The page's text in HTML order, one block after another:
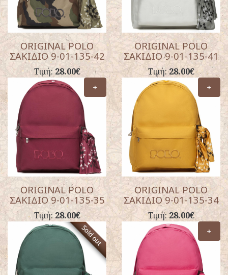
ORIGINAL POLO
ΣΑΚΙΔΙΟ 9-01-135-42
Τιμή:28.00€
ORIGINAL POLO
ΣΑΚΙΔΙΟ 9-01-135-41
Τιμή:28.00€
+
ORIGINAL POLO
ΣΑΚΙΔΙΟ 9-01-135-35
Τιμή:28.00€
+
ORIGINAL POLO
ΣΑΚΙΔΙΟ 9-01-135-34
Τιμή:28.00€
+